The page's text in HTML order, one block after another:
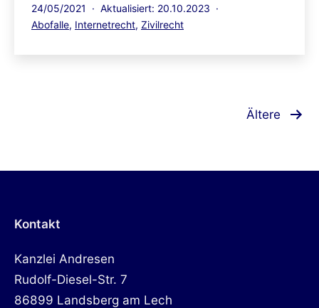
Veröffentlicht
am
24/05/2021
Aktualisiert: 20.10.2023
Kategorisiert
Abofalle, Internetrecht, Zivilrecht
Ältere
Kontakt
Kanzlei Andresen
Rudolf-Diesel-Str. 7
86899 Landsberg am Lech